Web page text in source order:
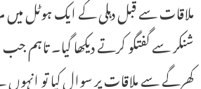
ملاقات سے قبل دہلی کے ایک ہوٹل
شنکر سے گفتگو کرتے دیکھا گیا۔
کھرگے سے ملاقات پر سوال کیا تو انہوں